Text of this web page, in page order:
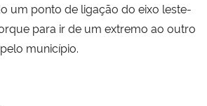
um ponto de ligação do eixo leste-
para ir de um extremo ao outro
município.